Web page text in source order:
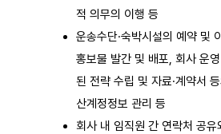
적 의무의 이행 등
운송수단·숙박시설의 예약 및
홍보물 발간 및 배포, 회사 운
된 전략 수립 및 자료·계약서
산계정정보 관리 등
회사 내 임직원 간 연락처 공